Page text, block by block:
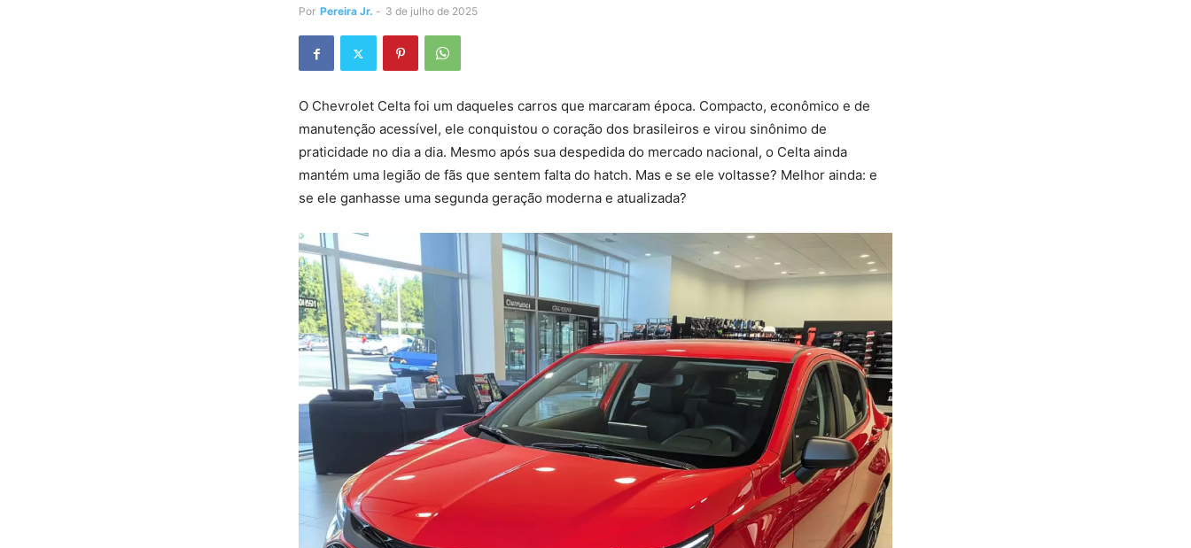
Por Pereira Jr. - 3 de julho de 2025
O Chevrolet Celta foi um daqueles carros que marcaram época. Compacto, econômico e de
manutenção acessível, ele conquistou o coração dos brasileiros e virou sinônimo de
praticidade no dia a dia. Mesmo após sua despedida do mercado nacional, o Celta ainda
mantém uma legião de fãs que sentem falta do hatch. Mas e se ele voltasse? Melhor ainda: e
se ele ganhasse uma segunda geração moderna e atualizada?